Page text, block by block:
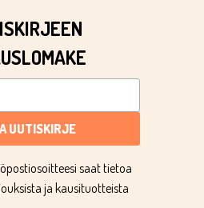
UUTISKIRJE
saat tietoa
ja kausituotteista